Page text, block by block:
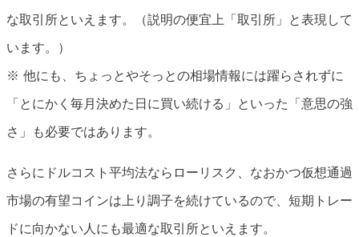
な取引所といえます。（説明の便宜上「取引所」と表現して
います。）
※ 他にも、ちょっとやそっとの相場情報には躍らされずに
「とにかく毎月決めた日に買い続ける」といった「意思の強
さ」も必要ではあります。
さらにドルコスト平均法ならローリスク、なおかつ仮想通過
市場の有望コインは上り調子を続けているので、短期トレー
ドに向かない人にも最適な取引所といえます。